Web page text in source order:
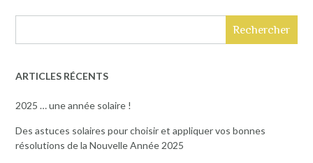
Rechercher
ARTICLES RÉCENTS
2025 … une année solaire !
Des astuces solaires pour choisir et appliquer vos bonnes
résolutions de la Nouvelle Année 2025